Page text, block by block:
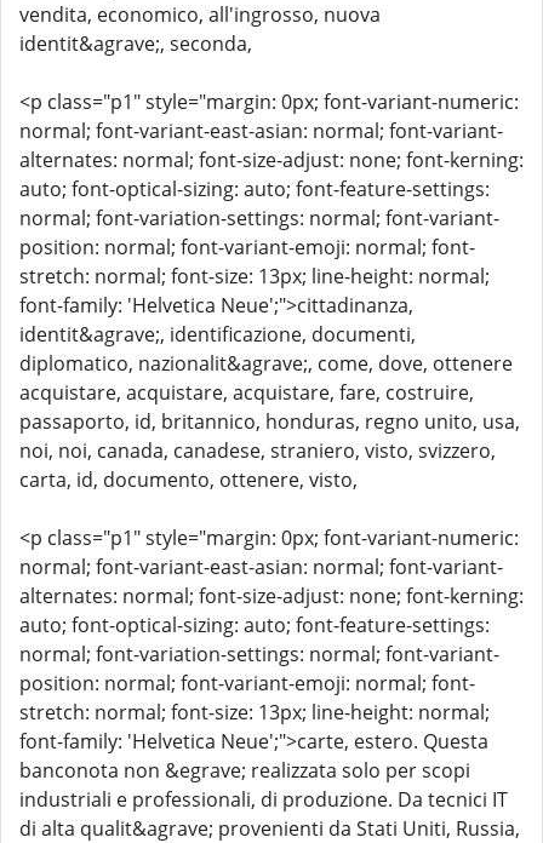
vendita, economico, all'ingrosso, nuova
identit&agrave;, seconda,
<p class="p1" style="margin: 0px; font-variant-numeric:
normal; font-variant-east-asian: normal; font-variant-
alternates: normal; font-size-adjust: none; font-kerning:
auto; font-optical-sizing: auto; font-feature-settings:
normal; font-variation-settings: normal; font-variant-
position: normal; font-variant-emoji: normal; font-
stretch: normal; font-size: 13px; line-height: normal;
font-family: 'Helvetica Neue';">cittadinanza,
identit&agrave;, identificazione, documenti,
diplomatico, nazionalit&agrave;, come, dove, ottenere
acquistare, acquistare, acquistare, fare, costruire,
passaporto, id, britannico, honduras, regno unito, usa,
noi, noi, canada, canadese, straniero, visto, svizzero,
carta, id, documento, ottenere, visto,
<p class="p1" style="margin: 0px; font-variant-numeric:
normal; font-variant-east-asian: normal; font-variant-
alternates: normal; font-size-adjust: none; font-kerning:
auto; font-optical-sizing: auto; font-feature-settings:
normal; font-variation-settings: normal; font-variant-
position: normal; font-variant-emoji: normal; font-
stretch: normal; font-size: 13px; line-height: normal;
font-family: 'Helvetica Neue';">carte, estero. Questa
banconota non &egrave; realizzata solo per scopi
industriali e professionali, di produzione. Da tecnici IT
di alta qualit&agrave; provenienti da Stati Uniti, Russia,